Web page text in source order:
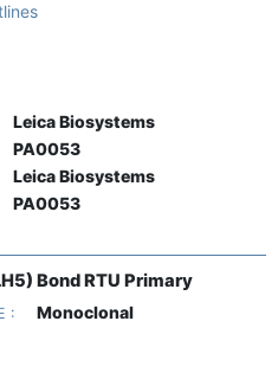
Leica Biosystems
PA0053
Leica Biosystems
PA0053
Bond RTU Primary
: Monoclonal